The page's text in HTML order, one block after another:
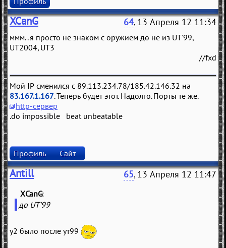
XCanG 64, 13 Апреля 12 11:34
ммм.. я просто не знаком с оружием до не из UT'99,
UT2004, UT3
//fxd
Мой IP сменился с 89.113.234.78/185.42.146.32 на
83.167.1.167. Теперь будет этот. Надолго. Порты те же.
http-сервер
.do impossible beat unbeatable
Профиль Сайт
Antill 65, 13 Апреля 12 11:47
XCanG
до UT'99
у2 было после ут99